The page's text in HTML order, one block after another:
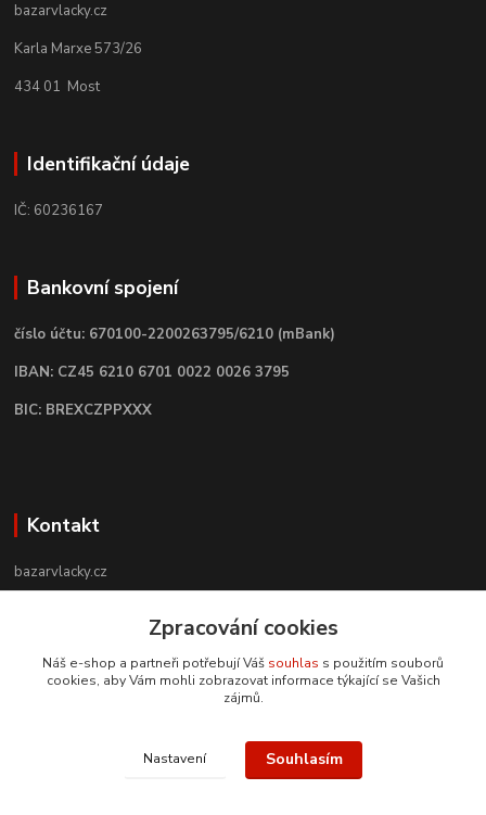
bazarvlacky.cz
Karla Marxe 573/26
434 01 Most
Identifikační údaje
IČ: 60236167
Bankovní spojení
číslo účtu: 670100-2200263795/6210 (mBank)
IBAN: CZ45 6210 6701 0022 0026 3795
BIC: BREXCZPPXXX
Kontakt
bazarvlacky.cz
+420 774 141 314
info@bazarvlacky.cz
Zpracování cookies
Náš e-shop a partneři potřebují Váš souhlas s použitím souborů
cookies, aby Vám mohli zobrazovat informace týkající se Vašich
zájmů.
Nastavení Souhlasím